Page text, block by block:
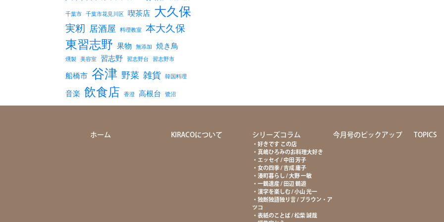
千葉市 千葉市花見川区 喫茶店 大久保
実籾 居酒屋 料理教室 本大久保
東習志野 果物 無添加 焼き鳥
燻製 美容室 習志野 習志野台 習志野市
船橋市 谷津 野菜 雑貨 韓国料理
音楽 飲食店 香澄 高根台 鷺沼
ホーム KIRACOについて シリーズコラム
好きです この店
真嶋ひろみのお料理大好き
エッセイ / 中田 芳子
女の四季 / 吉成 庸子
湊町暮らし / 大野 一敏
一鶴遺産 / 田辺 鶴遊
漢字を楽しむ / 小山 光一
独断独語独り言 / ブラウン・ア
ツコ
表紙のことば / 松柴 誠哉
今月号のピックアップ TOPICS